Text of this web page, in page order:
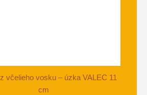
včelieho vosku – úzka VALEC 11
cm